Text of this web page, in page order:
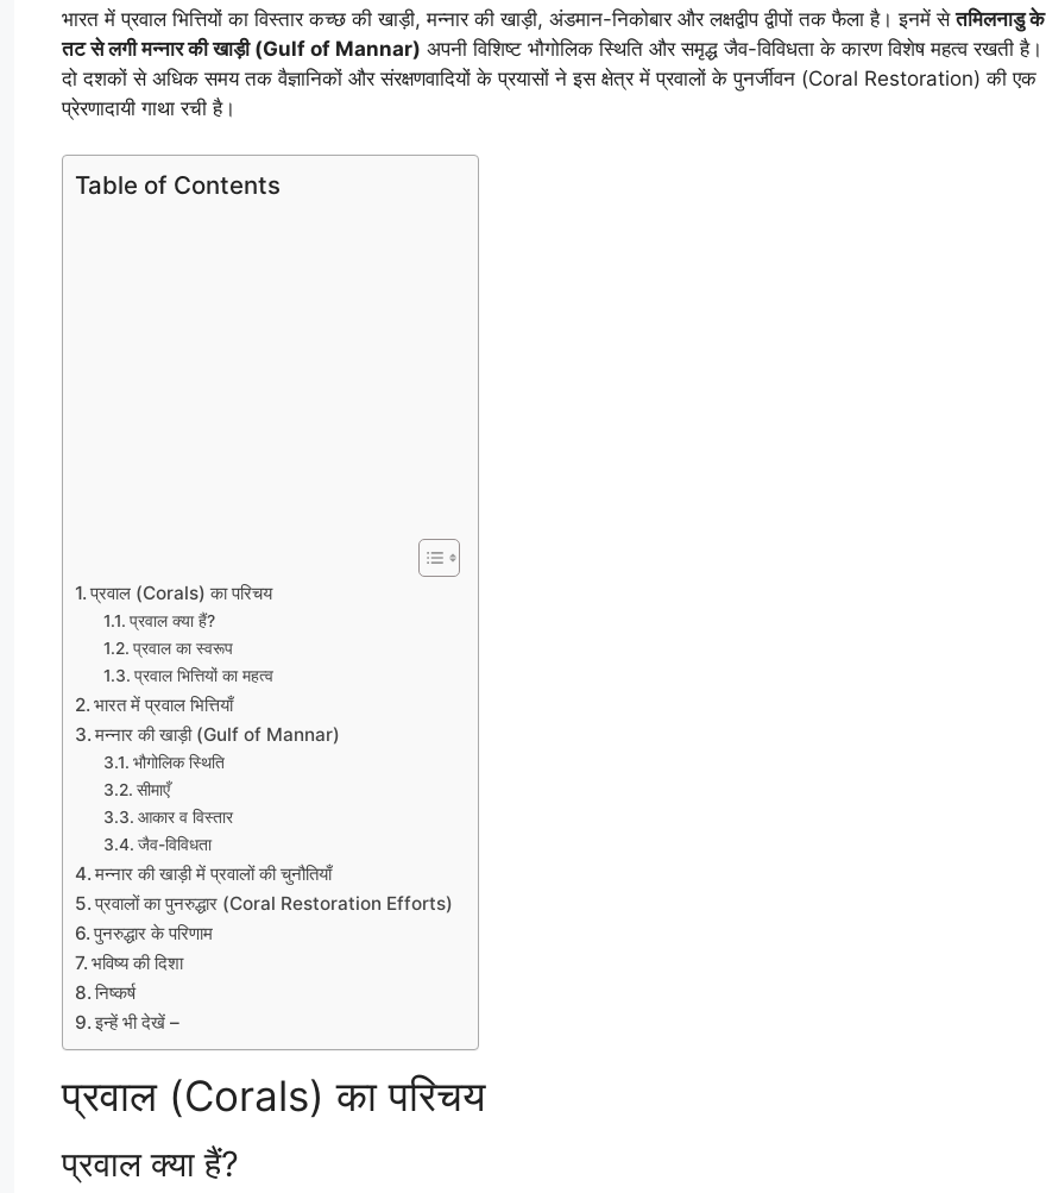
भारत में प्रवाल भित्तियों का विस्तार कच्छ की खाड़ी, मन्नार की खाड़ी, अंडमान-निकोबार और लक्षद्वीप द्वीपों तक फैला है। इनमें सेतमिलनाडु के
तट से लगी मन्नार की खाड़ी (Gulf of Mannar) अपनी विशिष्ट भौगोलिक स्थिति और समृद्ध जैव-विविधता के कारण विशेष महत्व रखती है।
दो दशकों से अधिक समय तक वैज्ञानिकों और संरक्षणवादियों के प्रयासों ने इस क्षेत्र में प्रवालों के पुनर्जीवन (Coral Restoration) की एक
प्रेरणादायी गाथा रची है।
Table of Contents
प्रवाल (Corals) का परिचय
प्रवाल क्या हैं?
प्रवाल का स्वरूप
प्रवाल भित्तियों का महत्व
भारत में प्रवाल भित्तियाँ
मन्नार की खाड़ी (Gulf of Mannar)
भौगोलिक स्थिति
सीमाएँ
आकार व विस्तार
जैव-विविधता
मन्नार की खाड़ी में प्रवालों की चुनौतियाँ
प्रवालों का पुनरुद्धार (Coral Restoration Efforts)
पुनरुद्धार के परिणाम
भविष्य की दिशा
निष्कर्ष
इन्हें भी देखें –
प्रवाल (Corals) का परिचय
प्रवाल क्या हैं?